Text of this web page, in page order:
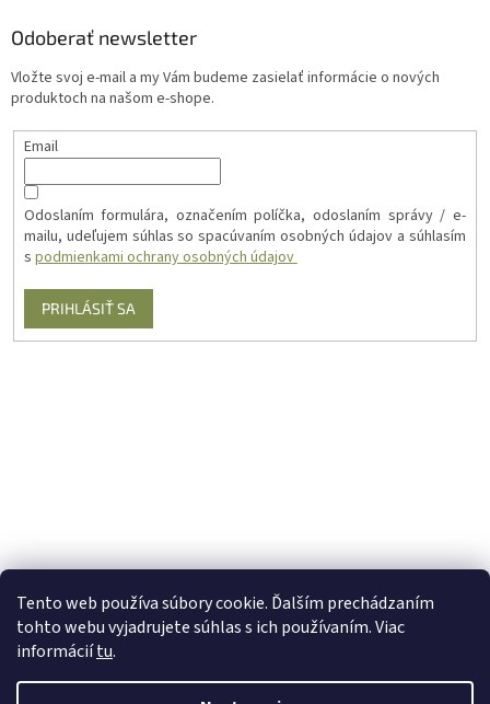
Tento web používa súbory cookie. Ďalším prechádzaním
tohto webu vyjadrujete súhlas s ich používaním. Viac
informáciítu.
Odoberať newsletter
Vložte svoj e-mail a my Vám budeme zasielať informácie o nových
produktoch na našom e-shope.
Email
Odoslaním formulára, označením políčka, odoslaním správy / e-
mailu, udeľujem súhlas so spacúvaním osobných údajov a súhlasím
s podmienkami ochrany osobných údajov
PRIHLÁSIŤ SA